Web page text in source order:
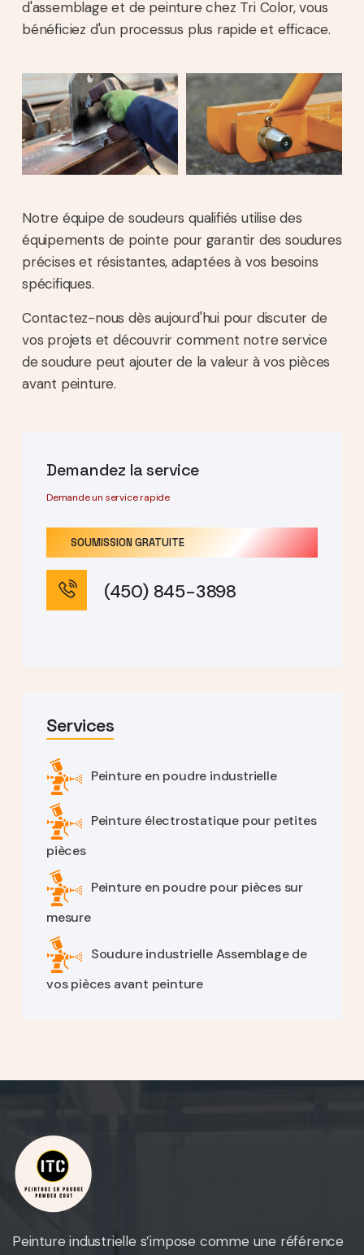
d'assemblage et de peinture chez Tri Color, vous
bénéficiez d'un processus plus rapide et efficace.
Notre équipe de soudeurs qualifiés utilise des
équipements de pointe pour garantir des soudures
précises et résistantes, adaptées à vos besoins
spécifiques.
Contactez-nous dès aujourd'hui pour discuter de
vos projets et découvrir comment notre service
de soudure peut ajouter de la valeur à vos pièces
avant peinture.
Demandez la service
Demande un service rapide
SOUMISSION GRATUITE
(450) 845-3898
Services
Peinture en poudre industrielle
Peinture électrostatique pour petites
pièces
Peinture en poudre pour pièces sur
mesure
Soudure industrielle Assemblage de
vos pièces avant peinture
Peinture industrielle s’impose comme une référence